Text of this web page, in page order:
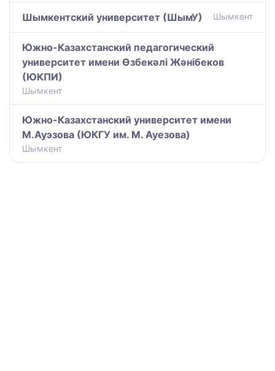
Шымкентский университет (ШымУ) Шымкент
Южно-Казахстанский педагогический
университет имени Өзбекәлі Жәнібеков
(ЮКПИ)
Шымкент
Южно-Казахстанский университет имени
М.Ауэзова (ЮКГУ им. М. Ауезова)
Шымкент